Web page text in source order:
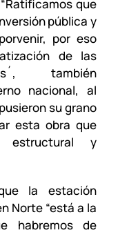
que
pública y
por eso
de las
también
nacional, al
su grano
esta obra que
estructural y
la estación
Norte “está a la
habremos de